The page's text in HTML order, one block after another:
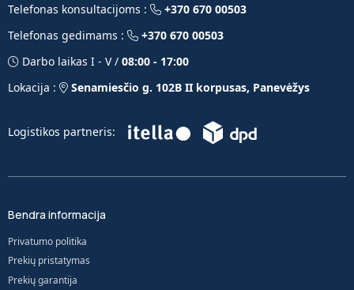
Telefonas konsultacijoms :
+370 670 00503
Telefonas gedimams :
+370 670 00503
Darbo laikas I - V / 08:00 - 17:00
Lokacija :
Senamiesčio g. 102B II korpusas, Panevėžys
Logistikos partneris:
Bendra informacija
Privatumo politika
Prekių pristatymas
Prekių garantija